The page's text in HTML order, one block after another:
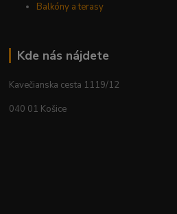
Balkóny a terasy
Kde nás nájdete
Kavečianska cesta 1119/12
040 01 Košice